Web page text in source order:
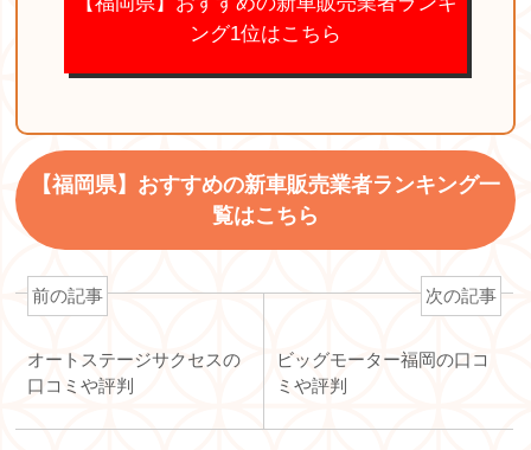
ング1位はこちら
【福岡県】おすすめの新車販売業者ランキング一
覧はこちら
前の記事
オートステージサクセスの
口コミや評判
次の記事
ビッグモーター福岡の口コ
ミや評判